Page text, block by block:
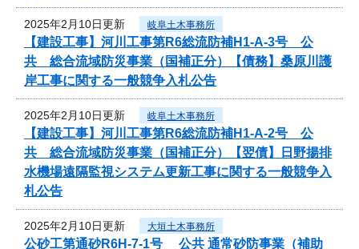
2025年2月10日更新 岐阜土木事務所
【建設工事】河川工事第R6総流防補H1-A-3号 公
共 総合流域防災事業（国補正分）【債務】桑原川護
岸工事に関する一般競争入札公告
2025年2月10日更新 岐阜土木事務所
【建設工事】河川工事第R6総流防補H1-A-2号 公
共 総合流域防災事業（国補正分）【翌債】日野揚排
水機場遠隔監視システム更新工事に関する一般競争入
札公告
2025年2月10日更新 大垣土木事務所
公砂工第通砂R6H-7-1号 公共 通常砂防事業（補助